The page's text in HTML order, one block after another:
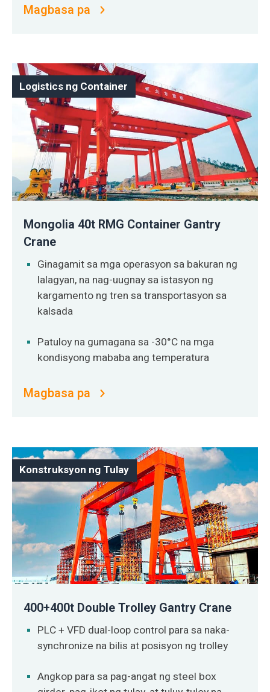
Magbasa pa
Logistics ng Container
Mongolia 40t RMG Container Gantry
Crane
Ginagamit sa mga operasyon sa bakuran ng
lalagyan, na nag-uugnay sa istasyon ng
kargamento ng tren sa transportasyon sa
kalsada
Patuloy na gumagana sa -30°C na mga
kondisyong mababa ang temperatura
Magbasa pa
Konstruksyon ng Tulay
400+400t Double Trolley Gantry Crane
PLC + VFD dual-loop control para sa naka-
synchronize na bilis at posisyon ng trolley
Angkop para sa pag-angat ng steel box